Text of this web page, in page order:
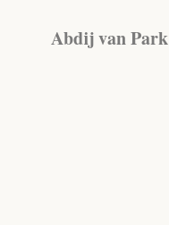
Abdij van Park